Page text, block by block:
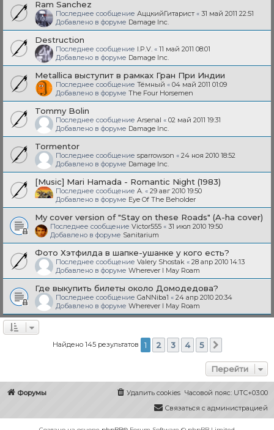
Ram Sanchez
Последнее сообщение АццкийГитарист « 31 май 2011 22:51
Добавлено в форуме Damage Inc.
Destruction
Последнее сообщение I.P.V. « 11 май 2011 08:01
Добавлено в форуме Damage Inc.
Metallica выступит в рамках Гран При Индии
Последнее сообщение Тёмный « 04 май 2011 01:09
Добавлено в форуме The Four Horsemen
Tommy Bolin
Последнее сообщение Arsenal « 02 май 2011 19:31
Добавлено в форуме Damage Inc.
Tormentor
Последнее сообщение sparrowson « 24 ноя 2010 18:52
Добавлено в форуме Damage Inc.
[Music] Mari Hamada - Romantic Night (1983)
Последнее сообщение A. « 29 авг 2010 19:50
Добавлено в форуме Eye Of The Beholder
My cover version of "Stay on these Roads" (A-ha cover)
Последнее сообщение Victor555 « 31 июл 2010 19:50
Добавлено в форуме Sanitarium
Фото Хэтфилда в шапке-ушанке у кого есть?
Последнее сообщение Valery Shostak « 28 апр 2010 14:13
Добавлено в форуме Wherever I May Roam
Где выкупить билеты около Домодедова?
Последнее сообщение GaNNiba1 « 24 апр 2010 20:34
Добавлено в форуме Wherever I May Roam
Найдено 145 результатов 1 2 3 4 5
Перейти
Форумы Часовой пояс: UTC+03:00
Удалить cookies
Связаться с администрацией